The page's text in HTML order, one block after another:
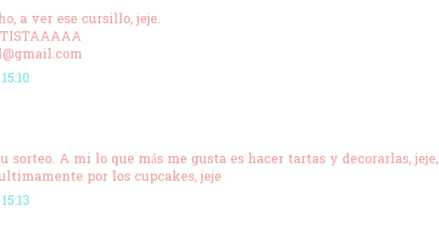
a ver ese cursillo, jeje.
sorteo. A mi lo que más me gusta es hacer tartas y decorarlas, jeje,
por los cupcakes, jeje